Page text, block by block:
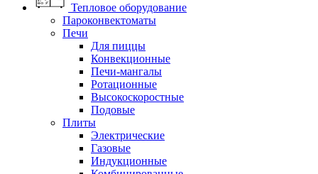
Тепловое оборудование
Пароконвектоматы
Печи
Для пиццы
Конвекционные
Печи-мангалы
Ротационные
Высокоскоростные
Подовые
Плиты
Электрические
Газовые
Индукционные